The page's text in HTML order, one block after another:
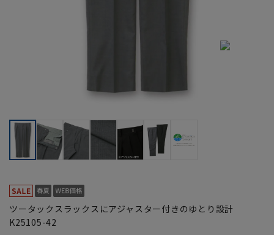
ツータックスラックスにアジャスター付きのゆとり設計
K25105-42